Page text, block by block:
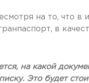
на то, что в
в
на какой
Это будет